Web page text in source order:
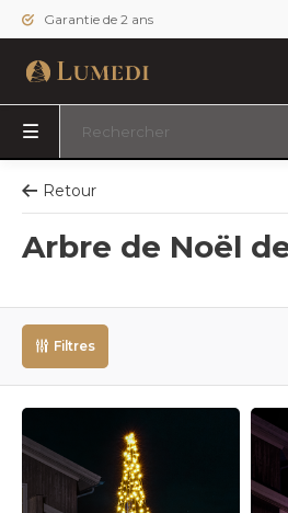
Garantie de 2 ans
Retour
Arbre de Noël
Filtres